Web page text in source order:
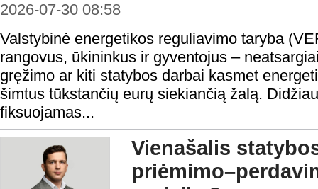
2026-07-30 08:58
Valstybinė energetikos reguliavimo taryba
rangovus, ūkininkus ir gyventojus –
gręžimo ar kiti statybos darbai kasmet
šimtus tūkstančių eurų siekiančią žalą.
fiksuojamas...
Vienašalis